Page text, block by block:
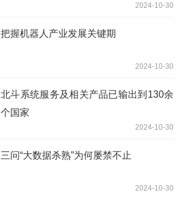
2024-10-30
把握机器人产业发展关键期
2024-10-30
北斗系统服务及相关产品已输出到130余
个国家
2024-10-30
三问“大数据杀熟”为何屡禁不止
2024-10-30